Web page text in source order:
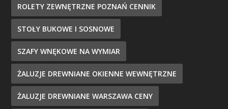
ROLETY ZEWNĘTRZNE POZNAŃ CENNIK
STOŁY BUKOWE I SOSNOWE
SZAFY WNĘKOWE NA WYMIAR
ŻALUZJE DREWNIANE OKIENNE WEWNĘTRZNE
ŻALUZJE DREWNIANE WARSZAWA CENY